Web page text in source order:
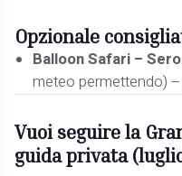
Opzionale
Balloon Safari –
meteo permettendo)
Vuoi seguire la
guida privata